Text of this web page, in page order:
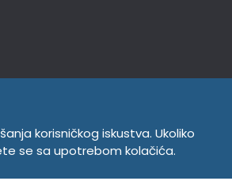
korisničkog iskustva. Ukoliko
se sa upotrebom kolačića.